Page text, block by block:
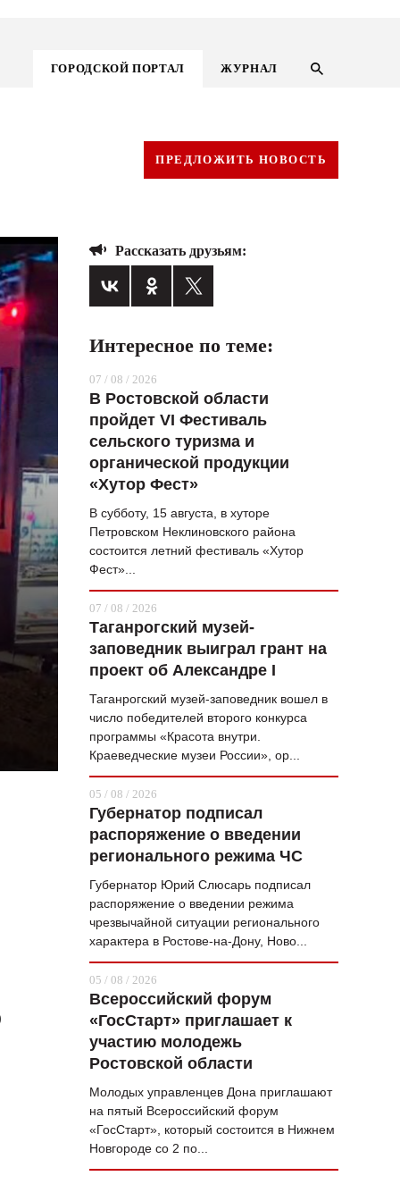
ГОРОДСКОЙ ПОРТАЛ ЖУРНАЛ
ГОРОДСКОЙ ПОРТАЛ
ВОПРОС НЕДЕЛИ
СТИЛЬ ЖИЗНИ
ХАЙП
ЧЕЛОВЕК ОСОБЕННЫЙ
КУЛЬТ ЕДЫ
АФИША
ЖУРНАЛ
ПРЕДЛОЖИТЬ НОВОСТЬ
Рассказать друзьям:
Интересное по теме:
07 / 08 / 2026
В Ростовской области
пройдет VI Фестиваль
сельского туризма и
органической продукции
«Хутор Фест»
В субботу, 15 августа, в хуторе
Петровском Неклиновского района
состоится летний фестиваль «Хутор
Фест»...
07 / 08 / 2026
Таганрогский музей-
заповедник выиграл грант на
проект об Александре I
Таганрогский музей-заповедник вошел в
число победителей второго конкурса
программы «Красота внутри.
Краеведческие музеи России», ор...
05 / 08 / 2026
Губернатор подписал
распоряжение о введении
регионального режима ЧС
Губернатор Юрий Слюсарь подписал
распоряжение о введении режима
чрезвычайной ситуации регионального
характера в Ростове-на-Дону, Ново...
05 / 08 / 2026
Всероссийский форум
«ГосСтарт» приглашает к
участию молодежь
Ростовской области
Молодых управленцев Дона приглашают
на пятый Всероссийский форум
«ГосСтарт», который состоится в Нижнем
Новгороде со 2 по...